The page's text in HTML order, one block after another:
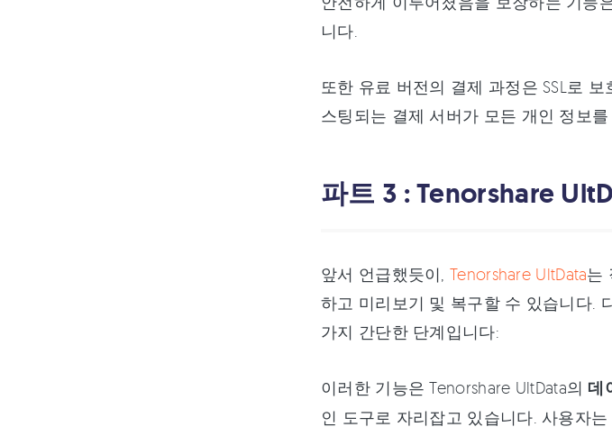
니다.
또한 유료 버전의 결제 과정은 SSL로
스팅되는 결제 서버가 모든 개인 정보
파트 3 : Tenorshare
앞서 언급했듯이, Tenorshare UltData는
하고 미리보기 및 복구할 수 있습니다.
가지 간단한 단계입니다:
이러한 기능은 Tenorshare UltData의 데
인 도구로 자리잡고 있습니다. 사용자